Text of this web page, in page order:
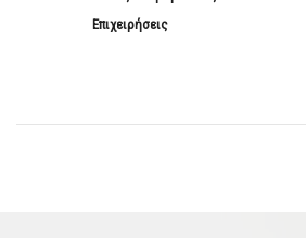
Επιχειρήσεις